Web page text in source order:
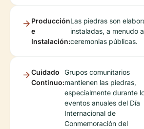
Producción
e
Instalación:
Las piedras son
instaladas, a menudo
ceremonias públicas.
Cuidado
Continuo:
Grupos comunitarios
mantienen las piedras,
especialmente durante
eventos anuales del Día
Internacional de
Conmemoración del